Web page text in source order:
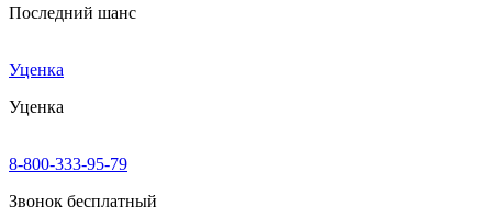
Последний шанс
Уценка
Уценка
8-800-333-95-79
Звонок бесплатный